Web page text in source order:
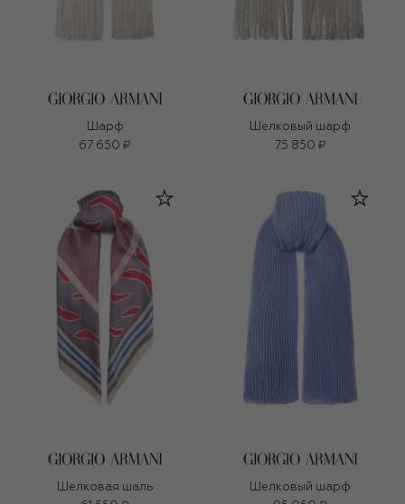
Шарф
67 650 ₽
Шелковый шарф
75 850 ₽
Шелковая шаль
Шелковый шарф